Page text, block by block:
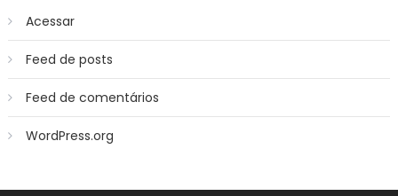
Acessar
Feed de posts
Feed de comentários
WordPress.org